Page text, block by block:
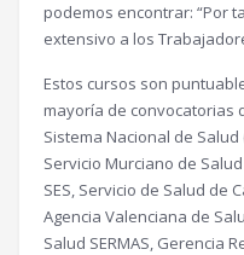
podemos encontrar: “Por
extensivo a los
Estos cursos son
mayoría de convocatorias
Sistema Nacional de
Servicio Murciano de
SES, Servicio de Salud de
Agencia Valenciana de
Salud SERMAS, Gerencia